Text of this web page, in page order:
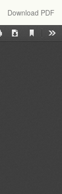
Download
Download PDF